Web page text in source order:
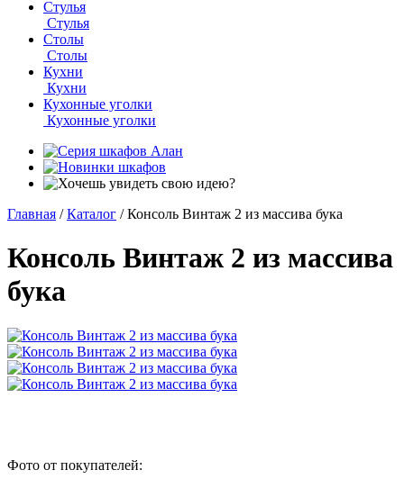
Стулья
Стулья
Столы
Столы
Кухни
Кухни
Кухонные уголки
Кухонные уголки
Главная / Каталог / Консоль Винтаж 2 из массива бука
Консоль Винтаж 2 из массива
бука
Фото от покупателей: